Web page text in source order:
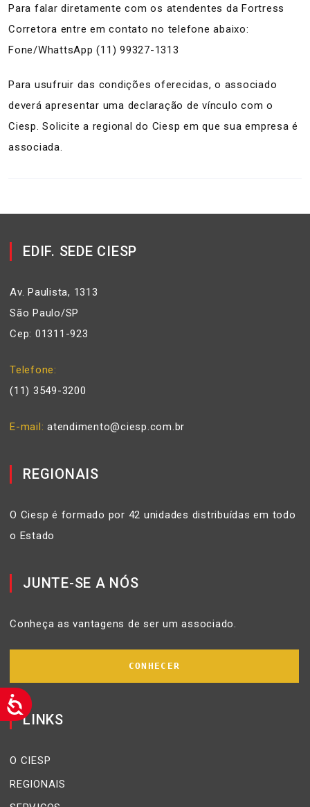
Para falar diretamente com os atendentes da Fortress
Corretora entre em contato no telefone abaixo:
Fone/WhattsApp (11) 99327-1313
Para usufruir das condições oferecidas, o associado
deverá apresentar uma declaração de vínculo com o
Ciesp. Solicite a regional do Ciesp em que sua empresa é
associada.
EDIF. SEDE CIESP
Av. Paulista, 1313
São Paulo/SP
Cep: 01311-923
Telefone
(11) 3549-3200
E-mail atendimento@ciesp.com.br
REGIONAIS
O Ciesp é formado por 42 unidades distribuídas em todo
o Estado
JUNTE-SE A NÓS
Conheça as vantagens de ser um associado.
CONHECER
LINKS
O CIESP
REGIONAIS